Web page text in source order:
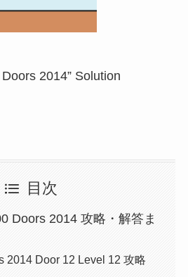
2014” Solution
目次
Doors 2014 攻略・解答ま
2014 Door 12 Level 12 攻略